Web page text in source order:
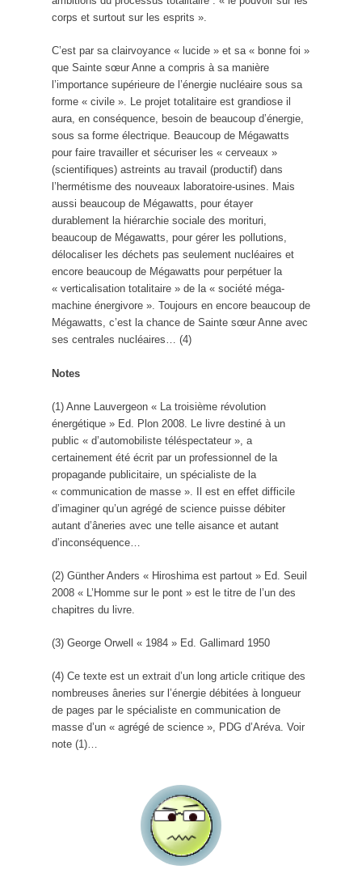
corps et surtout sur les esprits ».
C’est par sa clairvoyance « lucide » et sa « bonne foi »
que Sainte sœur Anne a compris à sa manière
l’importance supérieure de l’énergie nucléaire sous sa
forme « civile ». Le projet totalitaire est grandiose il
aura, en conséquence, besoin de beaucoup d’énergie,
sous sa forme électrique. Beaucoup de Mégawatts
pour faire travailler et sécuriser les « cerveaux »
(scientifiques) astreints au travail (productif) dans
l’hermétisme des nouveaux laboratoire-usines. Mais
aussi beaucoup de Mégawatts, pour étayer
durablement la hiérarchie sociale des morituri,
beaucoup de Mégawatts, pour gérer les pollutions,
délocaliser les déchets pas seulement nucléaires et
encore beaucoup de Mégawatts pour perpétuer la
« verticalisation totalitaire » de la « société méga-
machine énergivore ». Toujours en encore beaucoup de
Mégawatts, c’est la chance de Sainte sœur Anne avec
ses centrales nucléaires… (4)
Notes
(1) Anne Lauvergeon « La troisième révolution
énergétique » Ed. Plon 2008. Le livre destiné à un
public « d’automobiliste téléspectateur », a
certainement été écrit par un professionnel de la
propagande publicitaire, un spécialiste de la
« communication de masse ». Il est en effet difficile
d’imaginer qu’un agrégé de science puisse débiter
autant d’âneries avec une telle aisance et autant
d’inconséquence…
(2) Günther Anders « Hiroshima est partout » Ed. Seuil
2008 « L’Homme sur le pont » est le titre de l’un des
chapitres du livre.
(3) George Orwell « 1984 » Ed. Gallimard 1950
(4) Ce texte est un extrait d’un long article critique des
nombreuses âneries sur l’énergie débitées à longueur
de pages par le spécialiste en communication de
masse d’un « agrégé de science », PDG d’Aréva. Voir
note (1)…